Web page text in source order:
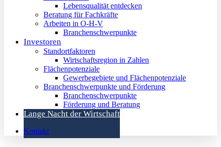
Lebensqualität entdecken
Beratung für Fachkräfte
Arbeiten in O-H-V
Branchenschwerpunkte
Investoren
Standortfaktoren
Wirtschaftsregion in Zahlen
Flächenpotenziale
Gewerbegebiete und Flächenpotenziale
Branchenschwerpunkte und Förderung
Branchenschwerpunkte
Förderung und Beratung
Lange Nacht der Wirtschaft
Kontakt